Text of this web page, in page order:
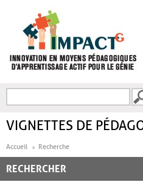
FORMULAIRE DE
VIGNETTES DE
Accueil Recherche
RECHERCHER